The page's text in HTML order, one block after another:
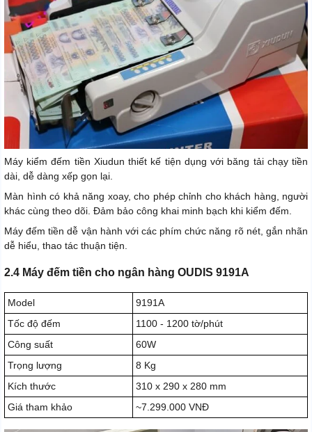
Máy kiểm đếm tiền Xiudun thiết kế tiện dụng với băng tải chạy tiền
dài, dễ dàng xếp gọn lại.
Màn hình có khả năng xoay, cho phép chỉnh cho khách hàng, người
khác cùng theo dõi. Đảm bảo công khai minh bạch khi kiểm đếm.
Máy đếm tiền dễ vận hành với các phím chức năng rõ nét, gắn nhãn
dễ hiểu, thao tác thuận tiện.
2.4 Máy đếm tiền cho ngân hàng OUDIS 9191A
Model
9191A
Tốc độ đếm
1100 - 1200 tờ/phút
Công suất
60W
Trọng lượng
8 Kg
Kích thước
310 x 290 x 280 mm
Giá tham khảo
~7.299.000 VNĐ